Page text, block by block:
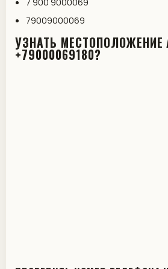
79009000069
УЗНАТЬ МЕСТОПОЛОЖЕНИЕ
+79000069180?